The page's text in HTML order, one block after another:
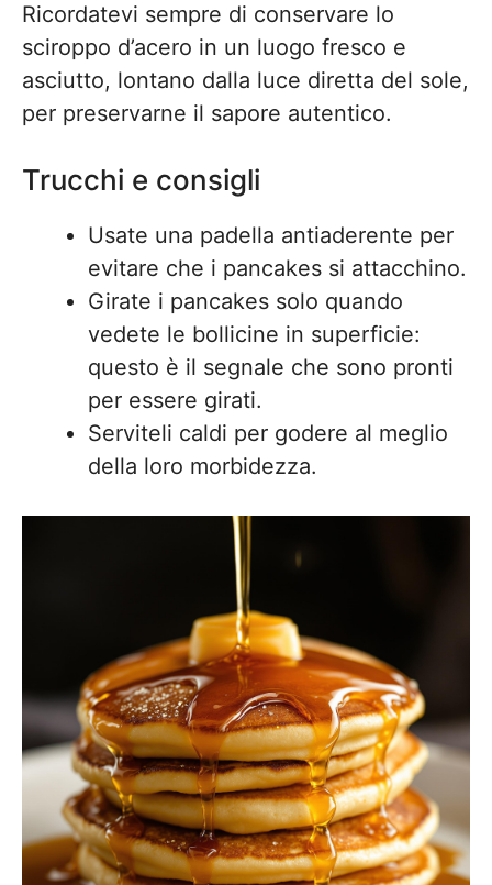
Ricordatevi sempre di conservare lo
sciroppo d’acero in un luogo fresco e
asciutto, lontano dalla luce diretta del sole,
per preservarne il sapore autentico.
Trucchi e consigli
Usate una padella antiaderente per
evitare che i pancakes si attacchino.
Girate i pancakes solo quando
vedete le bollicine in superficie:
questo è il segnale che sono pronti
per essere girati.
Serviteli caldi per godere al meglio
della loro morbidezza.